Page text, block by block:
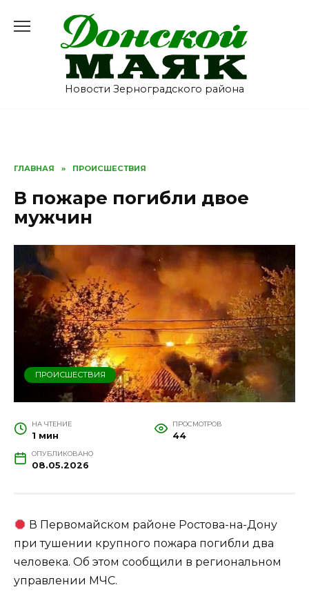
содержанию
Новости Зерноградского района
ГЛАВНАЯ » ПРОИСШЕСТВИЯ
В пожаре погибли двое
мужчин
ПРОИСШЕСТВИЯ
НА ЧТЕНИЕ
1 мин
ПРОСМОТРОВ
44
ОПУБЛИКОВАНО
08.05.2026
В Первомайском районе Ростова-на-Дону
при тушении крупного пожара погибли два
человека. Об этом сообщили в региональном
управлении МЧС.